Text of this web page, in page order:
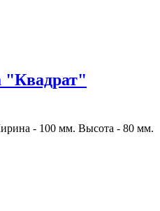
"Квадрат"
- 100 мм. Высота - 80 мм.